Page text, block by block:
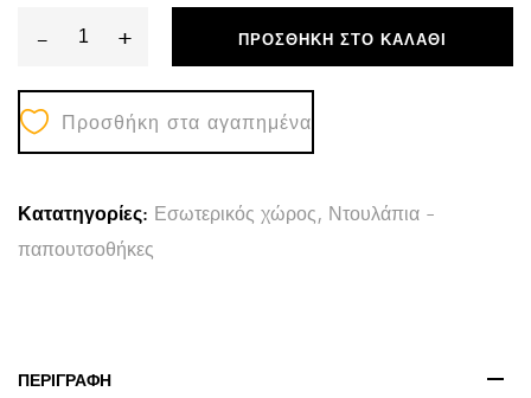
-
ΠΑΠΟΥΤΣΟΘΗΚΗ
MEDY
HM18187.03
ΜΕΛΑΜΙΝΗ
ΛΕΥΚΟ-
ΛΕΥΚΑ
quantity
+ ΠΡΟΣΘΉΚΗ ΣΤΟ ΚΑΛΆΘΙ
Προσθήκη στα αγαπημένα
Κατατηγορίες: Εσωτερικός χώρος, Ντουλάπια -
παπουτσοθήκες
ΠΕΡΙΓΡΑΦΉ